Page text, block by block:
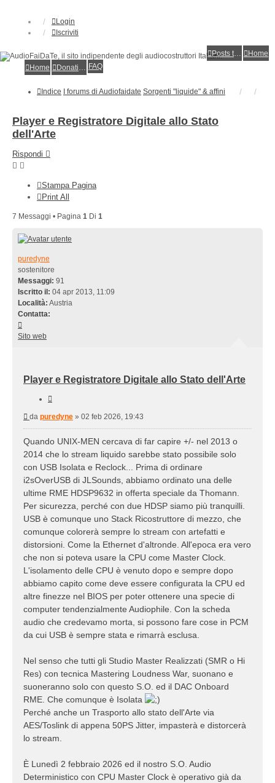
Login
Iscriviti
Posts toplist
Home
Home
Donations FAQ
Indice I forums di Audiofaidate Sorgenti "liquide" & affini
Player e Registratore Digitale allo Stato
dell'Arte
Rispondi
Stampa Pagina
Print All
7 Messaggi • Pagina 1 Di 1
puredyne
sostenitore
Messaggi: 91
Iscritto il: 04 apr 2013, 11:09
Località: Austria
Contatta:
puredyne
Sito web
Player e Registratore Digitale allo Stato dell'Arte
Messaggio
da puredyne » 02 feb 2026, 19:43
Quando UNIX-MEN cercava di far capire +/- nel 2013 o
2014 che lo stream liquido sarebbe stato possibile solo
con USB Isolata e Reclock... Prima di ordinare
i2sOverUSB di JLSounds, abbiamo ordinato una delle
ultime RME HDSP9632 in offerta speciale da Thomann.
Per sicurezza, perché con due HDSP siamo più tranquilli.
USB è comunque uno Stack Ricostruttore di mezzo, che
comunque colorerà sempre lo stream con artefatti e
distorsioni. Come la Ethernet d'altronde. All'epoca era vero
che non si poteva usare la CPU come Master Clock.
L'isolamento delle CPU è venuto dopo e sempre dopo
abbiamo capito come deve essere configurata la CPU ed
altre finezze nel BIOS per poter ottenere una specie di
computer tendenzialmente Audiophile. Con la scheda
audio che credevamo morta, si possono fare cose in PCM
da cui USB è sempre stata e rimarrà esclusa.
Nel senso che tutti gli Studio Master Realizzati (SMR o Hi
Res) con tecnica Mastering Loudness War, suonano e
suoneranno solo con questo S.O. ed il DAC Onboard
RME. Che comunque è Isolata
Perché anche un Trasporto allo stato dell'Arte via
AES/Toslink di appena 50PS Jitter, impasterà e distorcerà
lo stream.
È Lunedì 2 febbraio 2026 ed il nostro S.O. Audio
Deterministico con CPU Master Clock è operativo già da